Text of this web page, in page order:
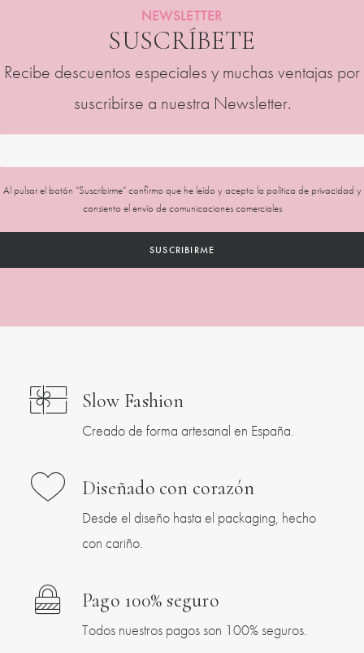
NEWSLETTER
SUSCRÍBETE
Recibe descuentos especiales y muchas ventajas por
suscribirse a nuestra Newsletter.
Al pulsar el botón “Suscribirme” confirmo que he leído y acepto la política de privacidad y
consiento el envío de comunicaciones comerciales
Slow Fashion
Creado de forma artesanal en España.
Diseñado con corazón
Desde el diseño hasta el packaging, hecho
con cariño.
Pago 100% seguro
Todos nuestros pagos son 100% seguros.